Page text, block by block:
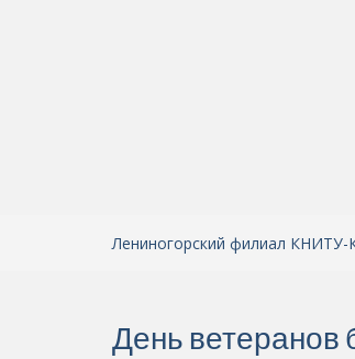
Лениногорский филиал
День ветеранов